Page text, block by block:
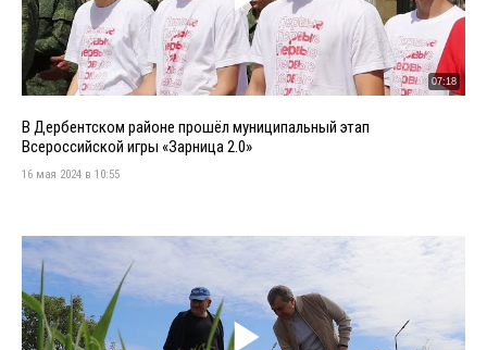
07:18
В Дербентском районе прошёл муниципальный этап
Всероссийской игры «Зарница 2.0»
16 мая 2024 в 10:55